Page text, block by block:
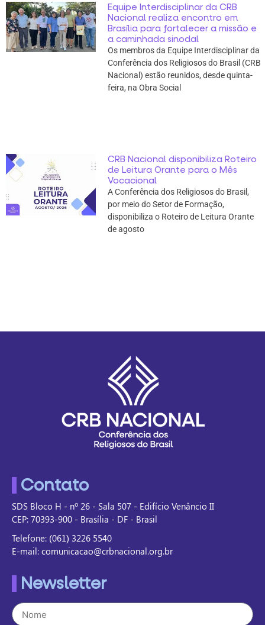
Equipe Interdisciplinar da CRB
Nacional realiza encontro em
Brasília para fortalecer a missão e
a caminhada sinodal
Os membros da Equipe Interdisciplinar da
Conferência dos Religiosos do Brasil (CRB
Nacional) estão reunidos, desde quinta-
feira, na Obra Social
CRB Nacional disponibiliza Roteiro
de Leitura Orante para o Mês
Vocacional
A Conferência dos Religiosos do Brasil,
por meio do Setor de Formação,
disponibiliza o Roteiro de Leitura Orante
de agosto
Contato
SDS Bloco H - nº 26 - Sala 507 - Edifício Venâncio II
CEP: 70393-900 - Brasília - DF - Brasil
Telefone: (061) 3226 5540
E-mail: comunicacao@crbnacional.org.br
Newsletter